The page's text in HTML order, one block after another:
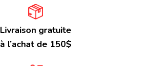
Livraison gratuite
à l’achat de 150$